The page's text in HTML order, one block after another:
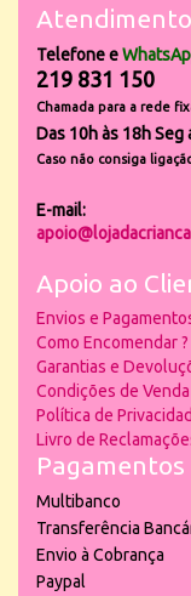
Telefone e
219 831 150
Chamada para a rede
Das 10h às 18h Seg
Caso não consiga
E-mail:
Apoio ao
Envios e
Como Encomendar ?
Garantias e
Condições de Venda
Política de
Livro de
Pagamentos
Multibanco
Transferência
Envio à Cobrança
Paypal